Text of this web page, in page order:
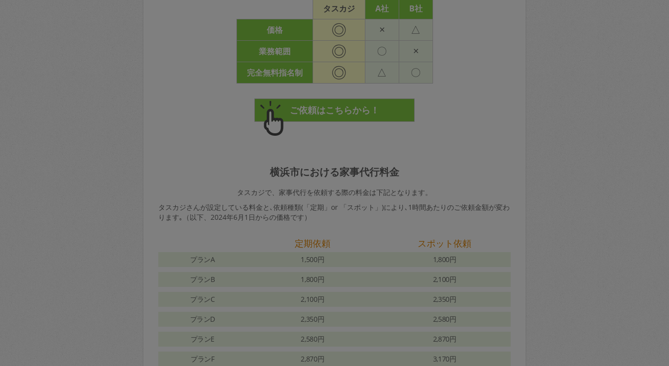
タスカジ A社
B社
価格
◎ × △
業務範囲 ◎ 〇 ×
完全無料指名制 ◎ △ 〇
横浜市における家事代行料金
タスカジで、家事代行を依頼する際の料金は下記となります。
タスカジさんが設定している料金と､依頼種類(「定期」or 「スポット」)により､1時間あたりのご依頼金額が変わ
ります｡（以下、2024年6月1日からの価格です）
定期依頼 スポット依頼
プランA 1,500円 1,800円
プランB 1,800円 2,100円
プランC 2,100円 2,350円
プランD 2,350円 2,580円
プランE 2,580円 2,870円
プランF 2,870円 3,170円